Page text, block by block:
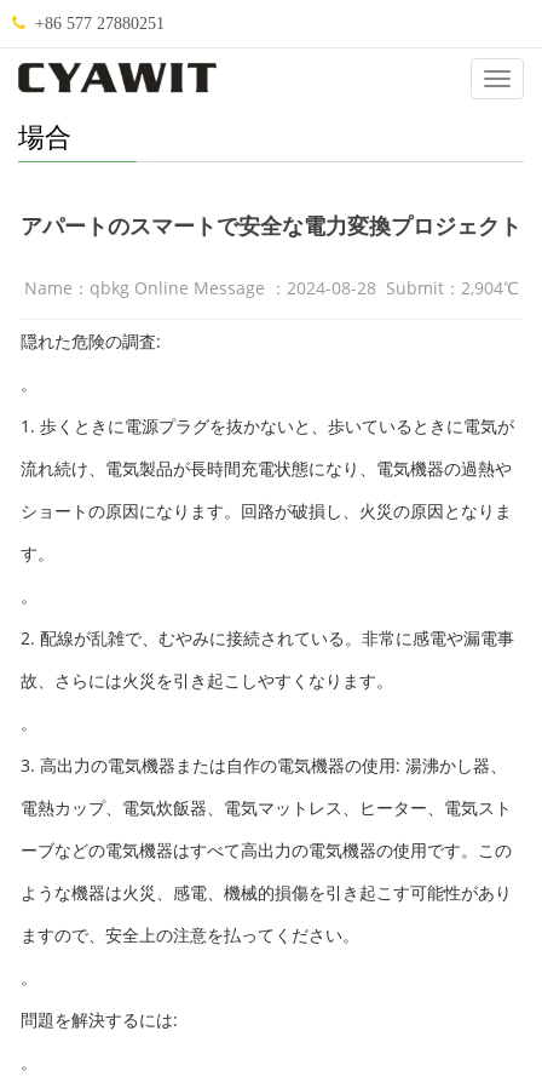
+86 577 27880251
Us
場合
アパートのスマートで安全な電力変換プロジェクト
Name：qbkg Online Message ：2024-08-28 Submit：2,904℃
隠れた危険の調査:
。
1. 歩くときに電源プラグを抜かないと、歩いているときに電気が
流れ続け、電気製品が長時間充電状態になり、電気機器の過熱や
ショートの原因になります。回路が破損し、火災の原因となりま
す。
。
2. 配線が乱雑で、むやみに接続されている。非常に感電や漏電事
故、さらには火災を引き起こしやすくなります。
。
3. 高出力の電気機器または自作の電気機器の使用: 湯沸かし器、
電熱カップ、電気炊飯器、電気マットレス、ヒーター、電気スト
ーブなどの電気機器はすべて高出力の電気機器の使用です。この
ような機器は火災、感電、機械的損傷を引き起こす可能性があり
ますので、安全上の注意を払ってください。
。
問題を解決するには:
。